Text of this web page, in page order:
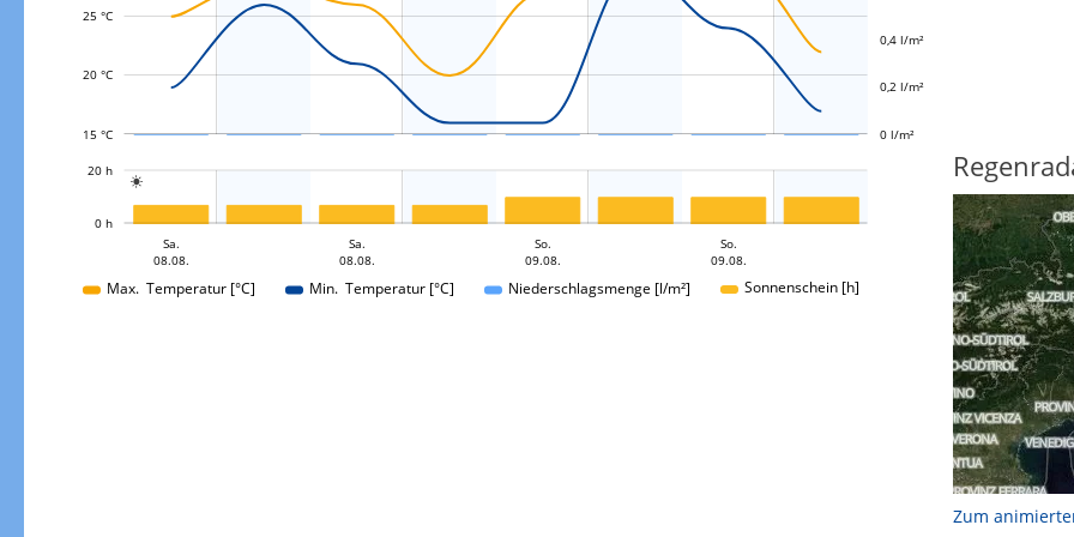
20 °C
25 °C
15 °C 0 l/m²
0,2 l/m²
0,4 l/m²

0 h
20 h
Sa.
08.08.
Sa.
08.08.
So.
09.08.
So.
09.08.
Max. Temperatur [°C]
Min. Temperatur [°C] Niederschlagsmenge [l/m²] Sonnenschein [h]
Zum